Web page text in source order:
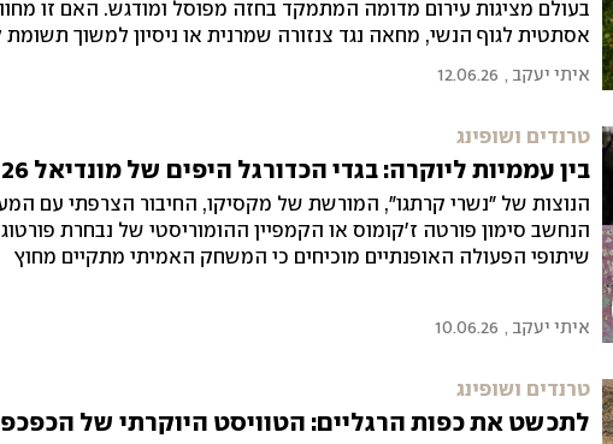
בעולם מציגות עירום מדומה המתמקד בחזה מפוסל ומודגש. האם זו
אסתטית לגוף הנשי, מחאה נגד צנזורה שמרנית או ניסיון למשוך תשומת
איתי יעקב ,
12.06.26
טרנדים ושופינג
בין עממיות ליוקרה: בגדי הכדורגל היפים של מונדיאל 2026
הנוצות של "נשרי קרתגו", המורשת של מקסיקו, החיבור הצרפתי עם
הנחשב סימון פורטה ז'קומוס או הקמפיין ההומוריסטי של נבחרת
שיתופי הפעולה האופנתיים מוכיחים כי המשחק האמיתי מתקיים מחוץ
איתי יעקב ,
10.06.26
טרנדים ושופינג
לתכשט את כפות הרגליים: הטוויסט היוקרתי של